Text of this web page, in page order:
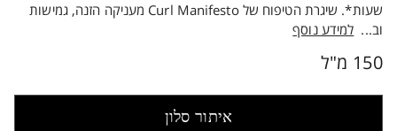
שעות*. שיגרת הטיפוח של Curl Manifesto מעניקה הזנה, גמישות
וב... למידע נוסף
150 מ"ל
איתור סלון